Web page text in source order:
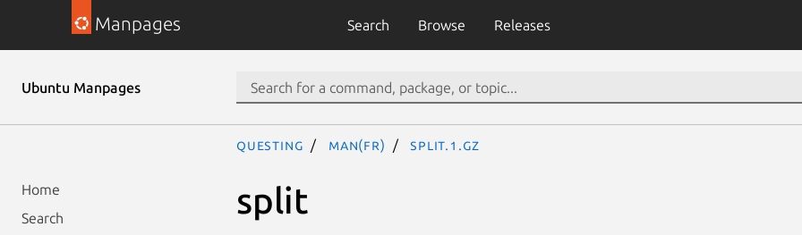
Manpages Search Browse Releases
Ubuntu Manpages
Home
Search
questing man(fr) split.1.gz
split